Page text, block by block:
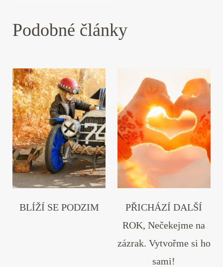
Podobné články
PŘICHÁZÍ DALŠÍ
ROK, Nečekejme na
zázrak. Vytvořme si ho
sami!
BLÍŽÍ SE PODZIM